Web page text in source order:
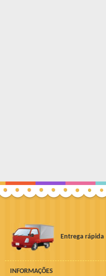
Entrega rápida
INFORMAÇÕES